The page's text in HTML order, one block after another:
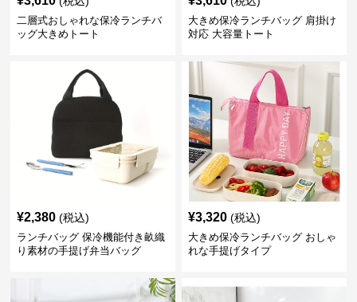
二層式おしゃれな保冷ランチバ
ッグ大きめトート
大きめ保冷ランチバッグ 肩掛け
対応 大容量トート
¥2,380 (税込)
ランチバッグ 保冷機能付き畝織
り素材の手提げ弁当バッグ
¥3,320 (税込)
大きめ保冷ランチバッグ おしゃ
れな手提げタイプ